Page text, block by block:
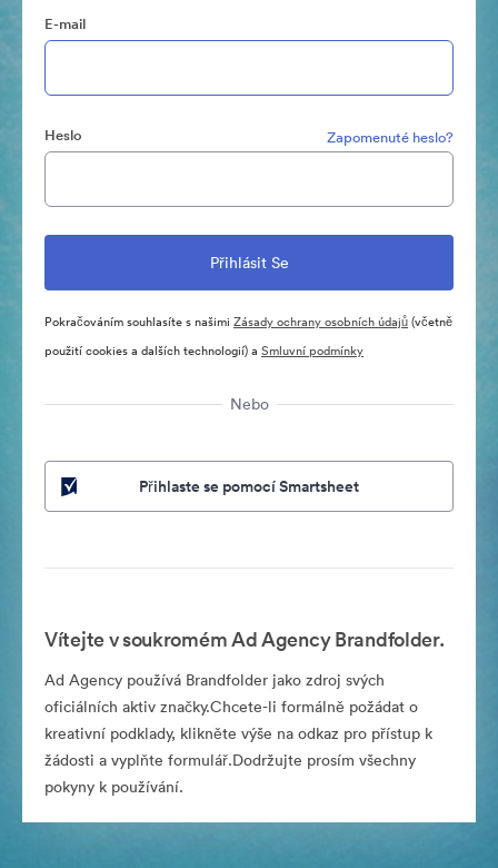
E-mail
Heslo Zapomenuté heslo?
Pokračováním souhlasíte s našimi Zásady ochrany osobních údajů(včetně
použití cookies a dalších technologií) a Smluvní podmínky
Nebo
Přihlaste se pomocí Smartsheet
Vítejte v soukromém Ad Agency Brandfolder.
Ad Agency používá Brandfolder jako zdroj svých
oficiálních aktiv značky.Chcete-li formálně požádat o
kreativní podklady, klikněte výše na odkaz pro přístup k
žádosti a vyplňte formulář.Dodržujte prosím všechny
pokyny k používání.